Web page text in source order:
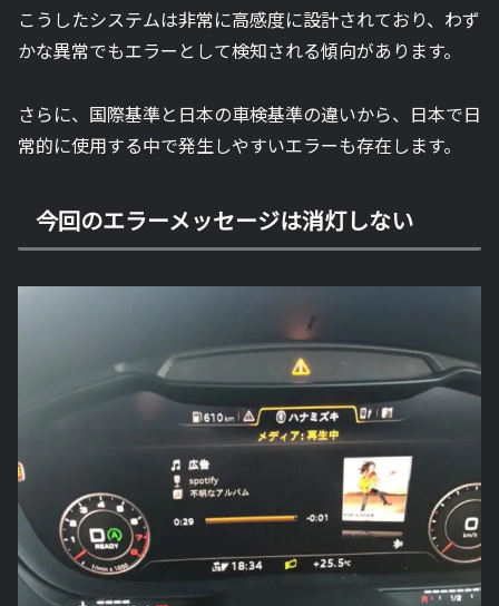
こうしたシステムは非常に高感度に設計されており、わず
かな異常でもエラーとして検知される傾向があります。
さらに、国際基準と日本の車検基準の違いから、日本で日
常的に使用する中で発生しやすいエラーも存在します。
今回のエラーメッセージは消灯しない